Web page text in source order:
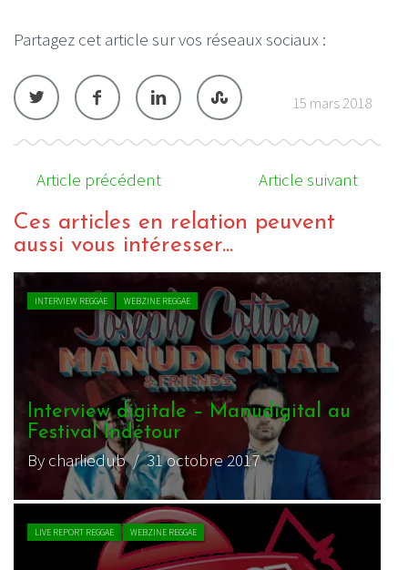
Partagez cet article sur vos réseaux sociaux :
15 mars 2018
Article précédent Article suivant
Ces articles en relation peuvent
aussi vous intéresser...
VIDEO REGGAE WEBZINE REGGAE
Manudigital & Pad Anthony –
Digital Kingston Session
By charliedub/ 12 juillet 2016
INTERVIEW REGGAE WEBZINE REGGAE